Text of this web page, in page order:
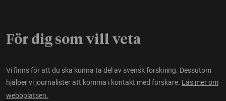
För dig som vill veta
Vi finns för att du ska kunna ta del av svensk forskning. Dessutom
hjälper vi journalister att komma i kontakt med forskare. Läs mer om
webbplatsen.